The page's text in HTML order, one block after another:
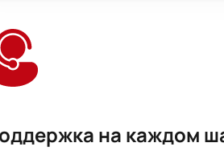
на каждом